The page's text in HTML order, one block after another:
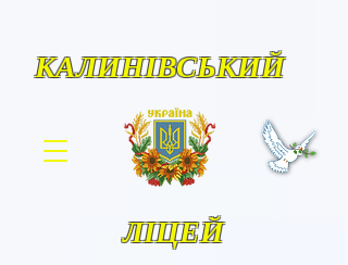
ЛІЦЕЙ
КАЛИНІВСЬКИЙ